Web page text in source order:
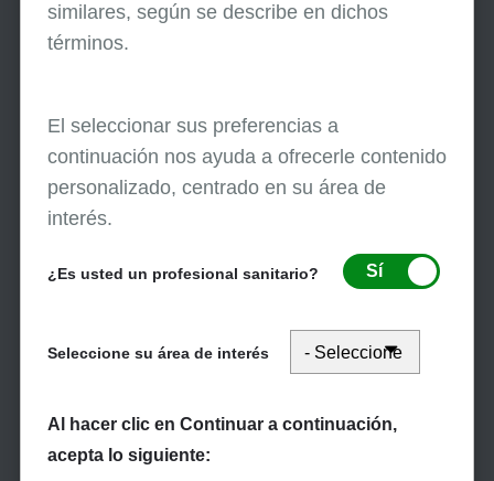
Suscríbase a eNews
Suscríbase a eNews de
Medicare.
similares, según se describe en dichos
términos.
El seleccionar sus preferencias a
continuación nos ayuda a ofrecerle contenido
personalizado, centrado en su área de
interés.
¿Es usted un profesional sanitario? Sí
Seleccione su área de interés
Al hacer clic en Continuar a continuación,
acepta lo siguiente: